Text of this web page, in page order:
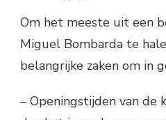
Om het meeste uit een
Miguel Bombarda te
belangrijke zaken om in
– Openingstijden van de